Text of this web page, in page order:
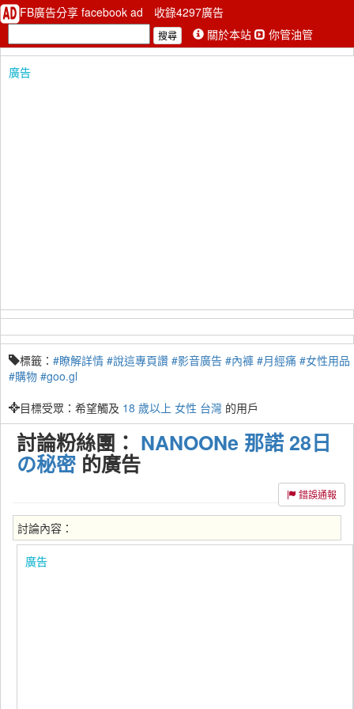
FB廣告分享 facebook ad
收錄4297廣告
關於本站
你管油管
廣告
標籤： #瞭解詳情 #說這專頁讚 #影音廣告 #內褲 #月經痛 #女性用品
#購物 #goo.gl
目標受眾：希望觸及 18 歲以上 女性 台灣 的用戶
討論粉絲團： NANOONe 那諾 28日
の秘密 的廣告
錯誤通報
討論內容：
廣告